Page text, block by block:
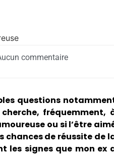
commentaire
questions
fréquemment,
ou si l’être
chances de réussite de
les signes que mon ex